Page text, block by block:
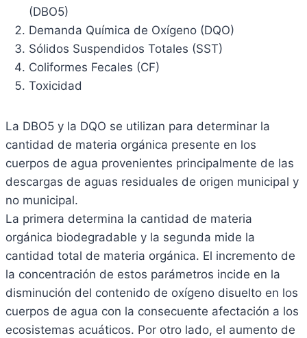
(DBO5)
Demanda Química de Oxígeno (DQO)
Sólidos Suspendidos Totales (SST)
Coliformes Fecales (CF)
Toxicidad
La DBO5 y la DQO se utilizan para determinar la
cantidad de materia orgánica presente en los
cuerpos de agua provenientes principalmente de las
descargas de aguas residuales de origen municipal y
no municipal.
La primera determina la cantidad de materia
orgánica biodegradable y la segunda mide la
cantidad total de materia orgánica. El incremento de
la concentración de estos parámetros incide en la
disminución del contenido de oxígeno disuelto en los
cuerpos de agua con la consecuente afectación a los
ecosistemas acuáticos. Por otro lado, el aumento de